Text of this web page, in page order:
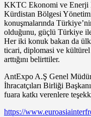
KKTC Ekonomi ve Enerji
Kürdistan Bölgesi
konuşmalarında
olduğunu, güçlü Türkiye ile
Her iki konuk bakan da
ticari, diplomasi ve
arttığını belirttiler.
AntExpo A.Ş Genel
İhracatçıları Birliği
fuara katkı verenlere
https://